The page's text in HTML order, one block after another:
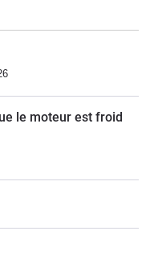
le moteur est froid